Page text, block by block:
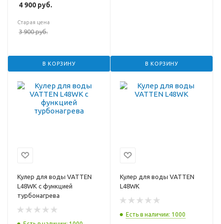
4 900 руб.
Старая цена
3 900руб.
В КОРЗИНУ В КОРЗИНУ
Кулер для воды VATTEN
L48WK с функцией
турбонагрева
Кулер для воды VATTEN
L48WK
Есть в наличии: 1000